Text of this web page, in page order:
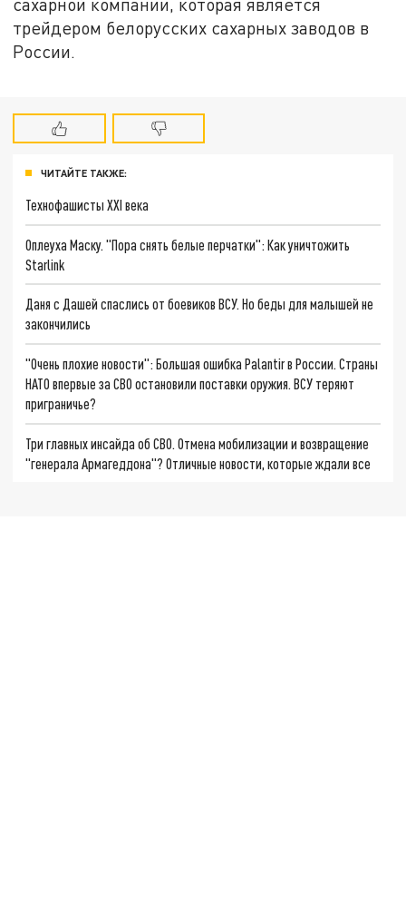
сахарной компании, которая является
трейдером белорусских сахарных заводов в
России.
ЧИТАЙТЕ ТАКЖЕ:
Технофашисты XXI века
Оплеуха Маску. "Пора снять белые перчатки": Как уничтожить
Starlink
Даня с Дашей спаслись от боевиков ВСУ. Но беды для малышей не
закончились
"Очень плохие новости": Большая ошибка Palantir в России. Страны
НАТО впервые за СВО остановили поставки оружия. ВСУ теряют
приграничье?
Три главных инсайда об СВО. Отмена мобилизации и возвращение
"генерала Армагеддона"? Отличные новости, которые ждали все